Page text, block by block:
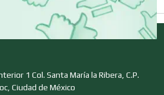
1 Col. Santa María la Ribera, C.P.
Ciudad de México